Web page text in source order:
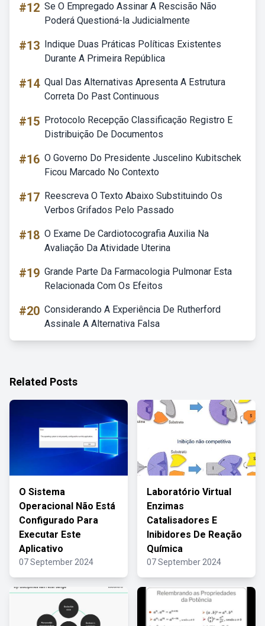
#12 Se O Empregado Assinar A Rescisão Não
Poderá Questioná-la Judicialmente
#13 Indique Duas Práticas Políticas Existentes
Durante A Primeira República
#14 Qual Das Alternativas Apresenta A Estrutura
Correta Do Past Continuous
#15 Protocolo Recepção Classificação Registro E
Distribuição De Documentos
#16 O Governo Do Presidente Juscelino Kubitschek
Ficou Marcado No Contexto
#17 Reescreva O Texto Abaixo Substituindo Os
Verbos Grifados Pelo Passado
#18 O Exame De Cardiotocografia Auxilia Na
Avaliação Da Atividade Uterina
#19 Grande Parte Da Farmacologia Pulmonar Esta
Relacionada Com Os Efeitos
#20 Considerando A Experiência De Rutherford
Assinale A Alternativa Falsa
Related Posts
O Sistema
Operacional Não Está
Configurado Para
Executar Este
Aplicativo
07 September 2024
Laboratório Virtual
Enzimas
Catalisadores E
Inibidores De Reação
Química
07 September 2024